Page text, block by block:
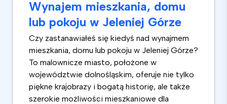
Wynajem mieszkania, domu
lub pokoju w Jeleniej Górze
Czy zastanawiałeś się kiedyś nad wynajmem
mieszkania, domu lub pokoju w Jeleniej Górze?
To malownicze miasto, położone w
województwie dolnośląskim, oferuje nie tylko
piękne krajobrazy i bogatą historię, ale także
szerokie możliwości mieszkaniowe dla